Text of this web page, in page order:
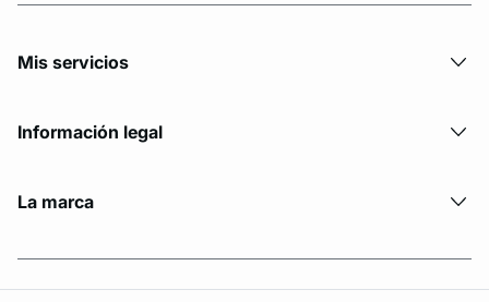
Mis servicios
Información legal
La marca